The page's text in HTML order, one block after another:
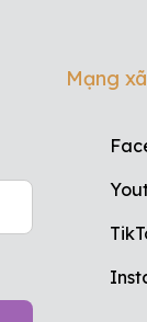
Mạng